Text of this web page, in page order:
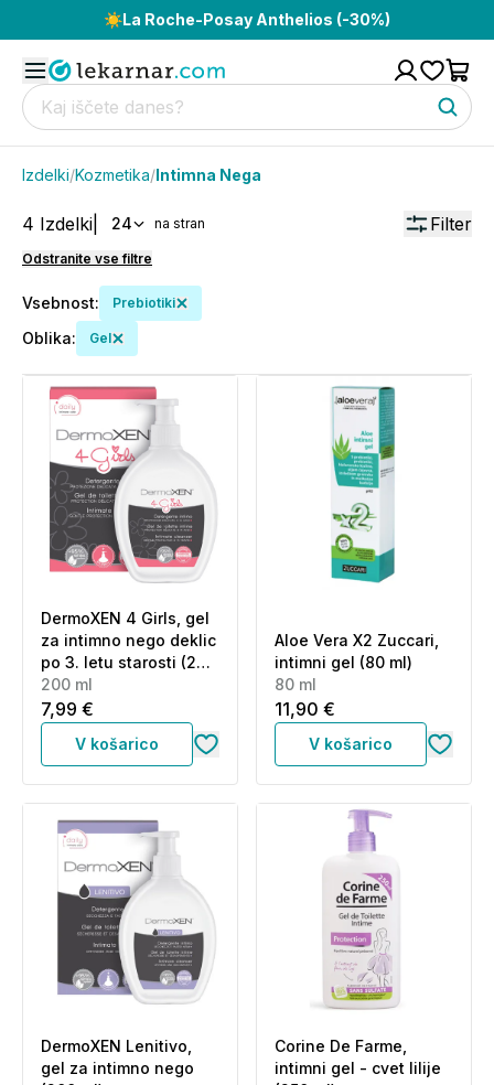
☀️La Roche-Posay Anthelios (-30%)
Izdelki/Kozmetika/Intimna Nega
4 Izdelki 24 na stran Filter
Odstranite vse filtre
Vsebnost: Prebiotiki
Oblika: Gel
DermoXEN 4 Girls, gel
za intimno nego deklic
po 3. letu starosti (200
ml)
200 ml
7,99 €
V košarico
Aloe Vera X2 Zuccari,
intimni gel (80 ml)
80 ml
11,90 €
V košarico
DermoXEN Lenitivo,
gel za intimno nego
Corine De Farme,
intimni gel - cvet lilije